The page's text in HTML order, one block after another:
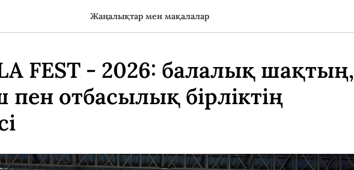
Жаңалықтар мен мақалалар
FEST - 2026: балалық шақтың,
отбасылық бірліктің